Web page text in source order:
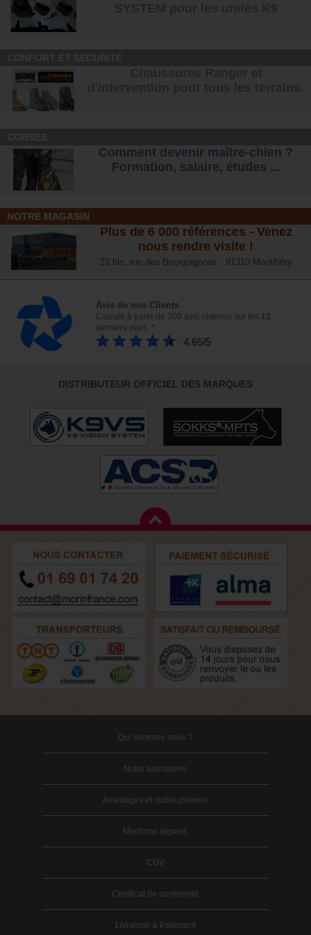
Comment devenir maître-chien ?
Formation, salaire, études ...
NOTRE MAGASIN
Plus de 6 000 références - Venez
nous rendre visite !
23 bis, rue des Bourguignons, 91310 Montlhéry
Avis de nos Clients
Calculé à partir de 700 avis obtenus sur les 12
derniers mois. *
4.65/5
DISTRIBUTEUR OFFICIEL DES MARQUES
Qui sommes nous ?
Notre animalerie
Avantages et codes promos
Mentions légales
CGV
Certificat de conformité
Livraison & Paiement